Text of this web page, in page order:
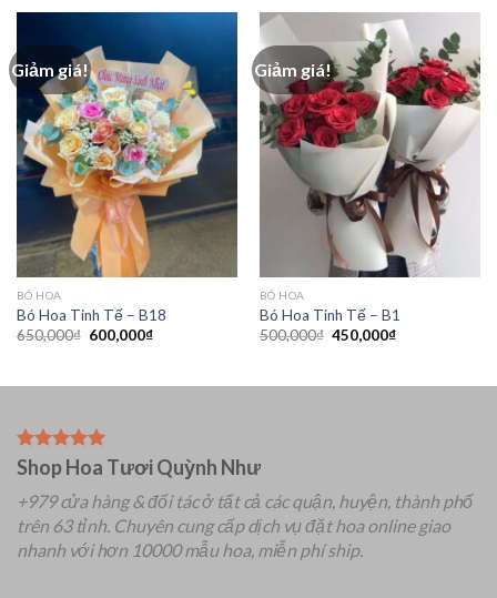
Giảm giá!
BÓ HOA
Bó Hoa Tinh Tế – B18
650,000₫ Giá
600,000₫Giá
600,000₫.
Giảm giá!
BÓ HOA
Bó Hoa Tinh Tế – B1
500,000₫ Giá
450,000₫Giá
450,000₫.
Shop Hoa Tươi Quỳnh Như
+979 cửa hàng & đối tác ở tất cả các quận, huyện, thành phố
trên 63 tỉnh. Chuyên cung cấp dịch vụ đặt hoa online giao
nhanh với hơn 10000 mẫu hoa, miễn phí ship.